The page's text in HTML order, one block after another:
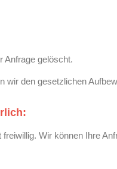
Anfrage gelöscht.
den gesetzlichen
Wir können Ihre